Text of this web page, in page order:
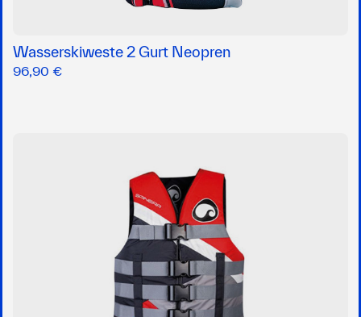
Wasserskiweste 2 Gurt Neopren
96,90 €